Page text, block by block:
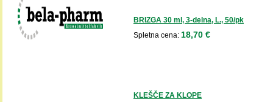
BRIZGA 30 ml, 3-delna, L., 50/pk
Spletna cena: 18,70 €
KLEŠČE ZA KLOPE